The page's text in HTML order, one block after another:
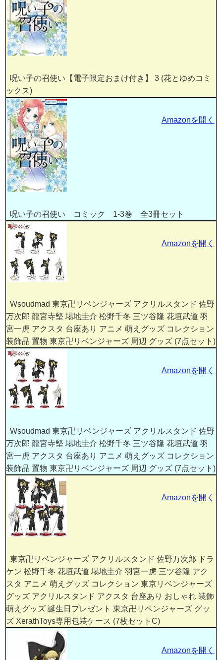
呪い子の召使い【電子限定おまけ付き】 3 (花とゆめコミ
ックス)
呪い子の召使い コミック 1-3巻 全3冊セット
Amazonを開く
Wsoudmad 東京卍リベンジャーズ アクリルスタンド 佐野
万次郎 龍宮寺堅 場地圭介 松野千冬 三ツ谷隆 花垣武道 羽
宮一虎 アクスタ 台座あり アニメ 萌えグッズ コレクション
装飾品 置物 東京卍リベンジャーズ 周辺 グッズ (7点セット)
Amazonを開く
Wsoudmad 東京卍リベンジャーズ アクリルスタンド 佐野
万次郎 龍宮寺堅 場地圭介 松野千冬 三ツ谷隆 花垣武道 羽
宮一虎 アクスタ 台座あり アニメ 萌えグッズ コレクション
装飾品 置物 東京卍リベンジャーズ 周辺 グッズ (7点セット)
Amazonを開く
東京卍リベンジャーズ アクリルスタンド 佐野万次郎 ドラ
ケン 松野千冬 花垣武道 場地圭介 羽宮一虎 三ツ谷隆 アク
スタ アニメ 萌えグッズ コレクション 東京リベンジャーズ
グッズ アクリルスタンド アクスタ 台座あり おしゃれ 装飾
萌えグッズ 誕生日プレゼント 東京卍リベンジャーズ グッ
ズ XerathToys専用包装ケース (7枚セットC)
Amazonを開く
Amazonを開く